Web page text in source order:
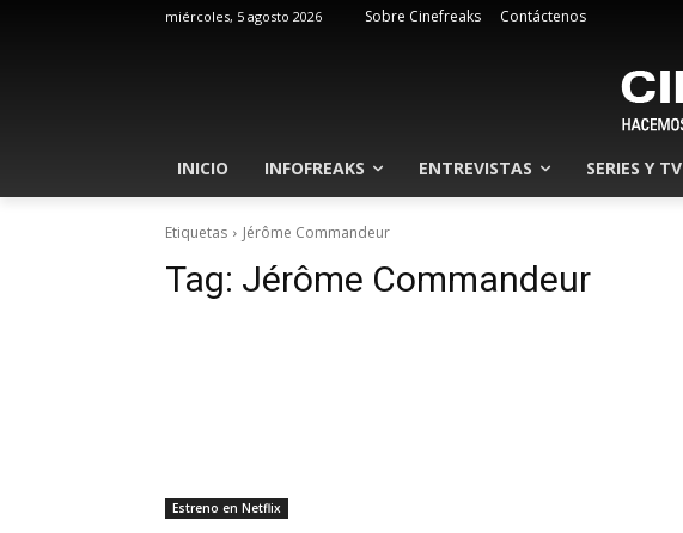
miércoles, 5 agosto 2026 Sobre Cinefreaks Contáctenos
INICIO INFOFREAKS ENTREVISTAS SERIES Y TV
Etiquetas Jérôme Commandeur
Tag: Jérôme Commandeur
Estreno en Netflix